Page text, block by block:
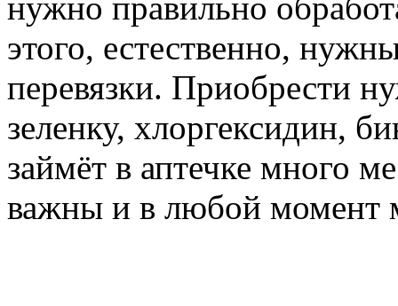
этого, естественно,
перевязки. Приобрести
зеленку, хлоргексидин,
займёт в аптечке много
важны и в любой момент